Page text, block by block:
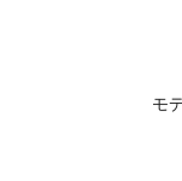
モ